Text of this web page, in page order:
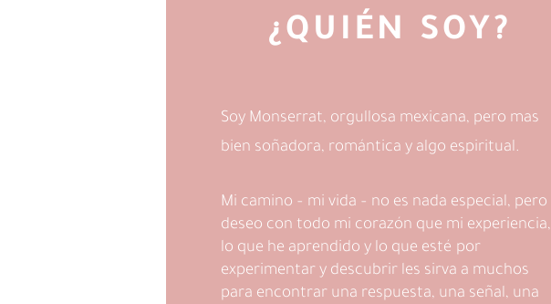
¿QUIÉN SOY?
Soy Monserrat, orgullosa mexicana, pero mas
bien soñadora, romántica y algo espiritual.
Mi camino – mi vida – no es nada especial, pero
deseo con todo mi corazón que mi experiencia,
lo que he aprendido y lo que esté por
experimentar y descubrir les sirva a muchos
para encontrar una respuesta, una señal, una